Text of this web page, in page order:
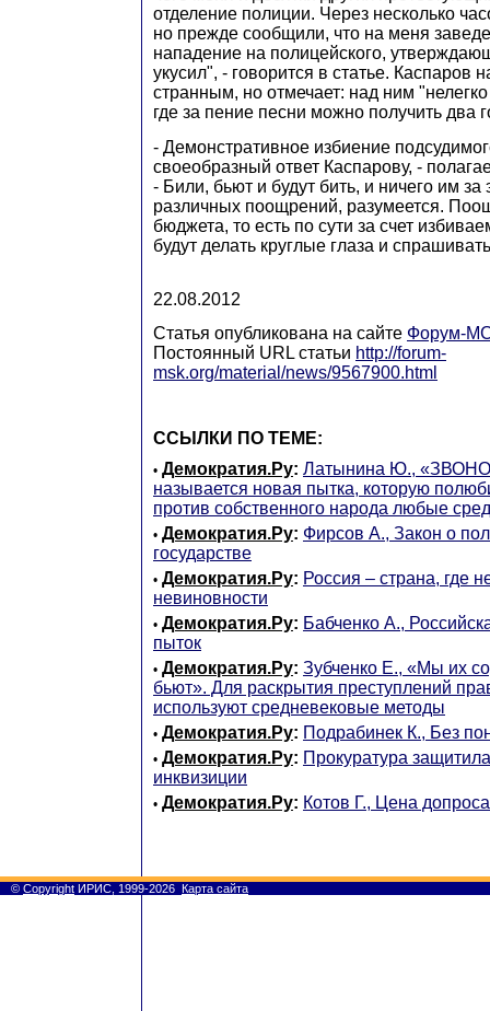
отделение полиции. Через несколько
но прежде сообщили, что на меня
нападение на полицейского,
укусил", - говорится в статье. Каспаров
странным, но отмечает: над ним
где за пение песни можно получить два
- Демонстративное избиение
своеобразный ответ Каспарову, -
- Били, бьют и будут бить, и ничего им за
различных поощрений, разумеется.
бюджета, то есть по сути за счет
будут делать круглые глаза и
22.08.2012
Статья опубликована на сайте Форум-
Постоянный URL статьи http://forum-
msk.org/material/news/9567900.html
ССЫЛКИ ПО ТЕМЕ:
• Демократия.Ру: Латынина Ю.,
называется новая пытка, которую
против собственного народа любые
• Демократия.Ру: Фирсов А., Закон о
государстве
• Демократия.Ру: Россия – страна, где
невиновности
• Демократия.Ру: Бабченко А.,
пыток
• Демократия.Ру: Зубченко Е., «Мы их
бьют». Для раскрытия преступлений
используют средневековые методы
• Демократия.Ру: Подрабинек К., Без
• Демократия.Ру: Прокуратура
инквизиции
• Демократия.Ру: Котов Г., Цена допроса
© Copyright ИРИС, 1999-2026 Карта сайта